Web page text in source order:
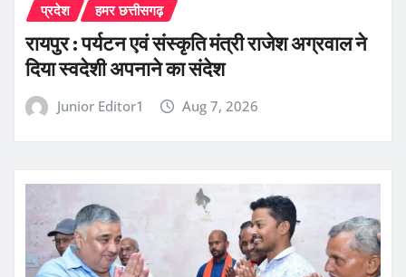
प्रदेश हमर छत्तीसगढ़
रायपुर : पर्यटन एवं संस्कृति मंत्री राजेश अग्रवाल ने
दिया स्वदेशी अपनाने का संदेश
Junior Editor1 Aug 7, 2026